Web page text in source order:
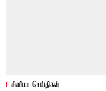
சினிமா செய்திகள்